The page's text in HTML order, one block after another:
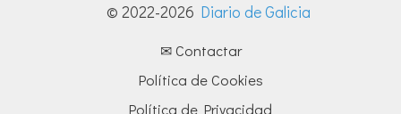
© 2022-2026 Diario de Galicia
✉ Contactar
Política de Cookies
Política de Privacidad